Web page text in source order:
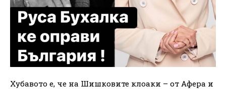
Хубавото е, че на Шишковите клоаки – от Афера и